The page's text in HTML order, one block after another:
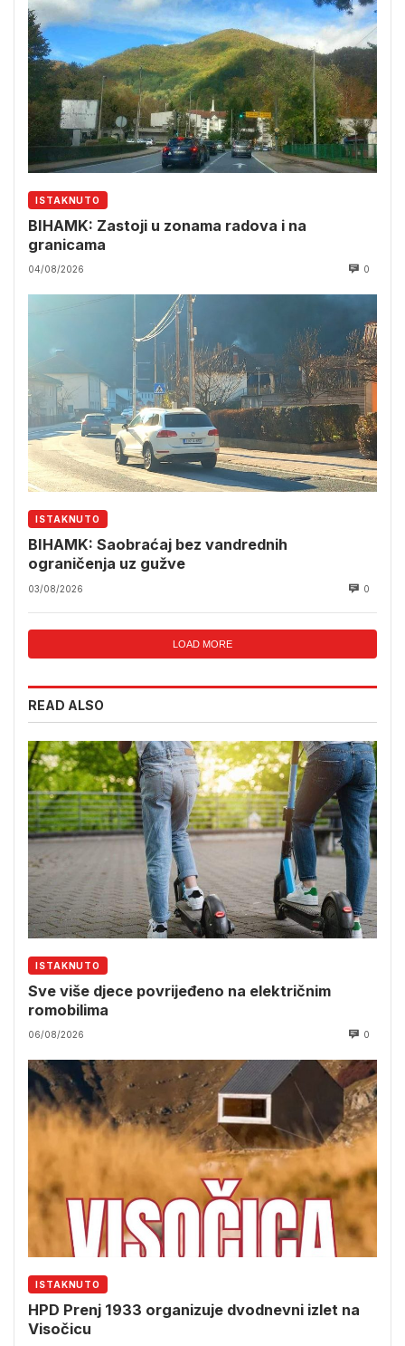
ISTAKNUTO
BIHAMK: Zastoji u zonama radova i na
granicama
04/08/2026 0
ISTAKNUTO
BIHAMK: Saobraćaj bez vandrednih
ograničenja uz gužve
03/08/2026 0
LOAD MORE
READ ALSO
ISTAKNUTO
Sve više djece povrijeđeno na električnim
romobilima
06/08/2026 0
ISTAKNUTO
HPD Prenj 1933 organizuje dvodnevni izlet na
Visočicu